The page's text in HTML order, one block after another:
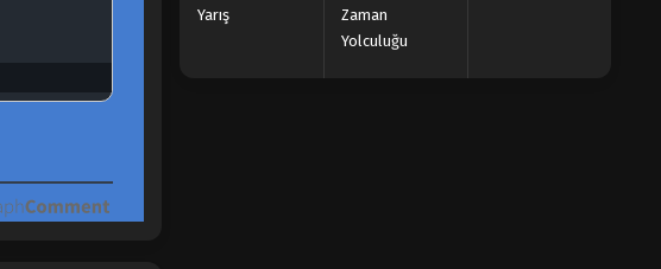
Yarış
Zaman
Yolculuğu